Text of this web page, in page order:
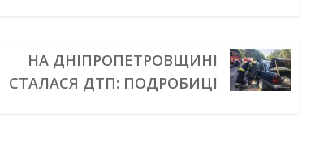
НА ДНІПРОПЕТРОВЩИНІ
СТАЛАСЯ ДТП: ПОДРОБИЦІ